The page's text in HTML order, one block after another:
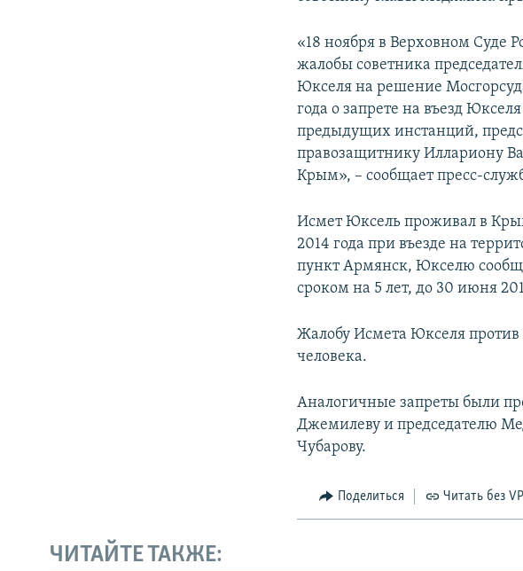
«18 ноября в Верховном Суде
жалобы советника
Юкселя на решение
года о запрете на въезд
предыдущих инстанций,
правозащитнику Иллариону
Крым», – сообщает пресс-
Исмет Юксель проживал в
2014 года при въезде на
пункт Армянск, Юкселю
сроком на 5 лет, до 30 июня
Жалобу Исмета Юкселя
человека.
Аналогичные запреты были
Джемилеву и председателю
Чубарову.
Поделиться Читать без
ЧИТАЙТЕ ТАКЖЕ: